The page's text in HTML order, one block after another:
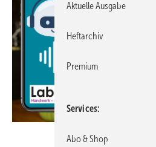
Aktuelle Ausgabe
Heftarchiv
Premium
Services
Abo & Shop